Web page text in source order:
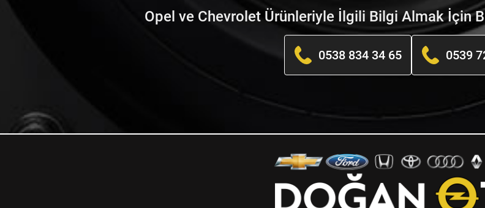
Opel ve Chevrolet Ürünleriyle İlgili Bilgi Almak İçin
0538 834 34 65 0539